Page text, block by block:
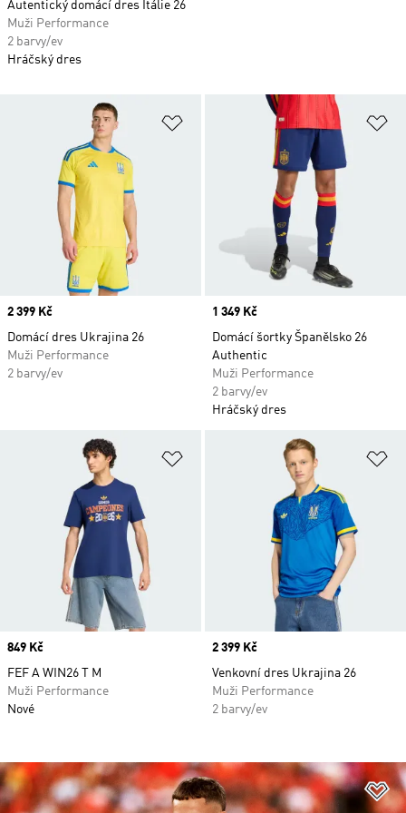
Přidat do seznamu přání
Price
2 399 Kč
Domácí dres Ukrajina 26
Muži Performance
2 barvy/ev
Price
1 349 Kč
Domácí šortky Španělsko 26
Authentic
Muži Performance
2 barvy/ev
Hráčský dres
Přidat do seznamu přání
Price
849 Kč
FEF A WIN26 T M
Muži Performance
Nové
Price
2 399 Kč
Venkovní dres Ukrajina 26
Muži Performance
2 barvy/ev
Autentický domácí dres Itálie 26
Muži Performance
2 barvy/ev
Hráčský dres